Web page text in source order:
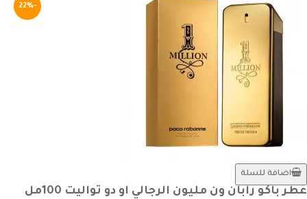
-22%
اضافة للسلة
عطر باكو رابان ون مليون الرجالي او دو تواليت 100مل